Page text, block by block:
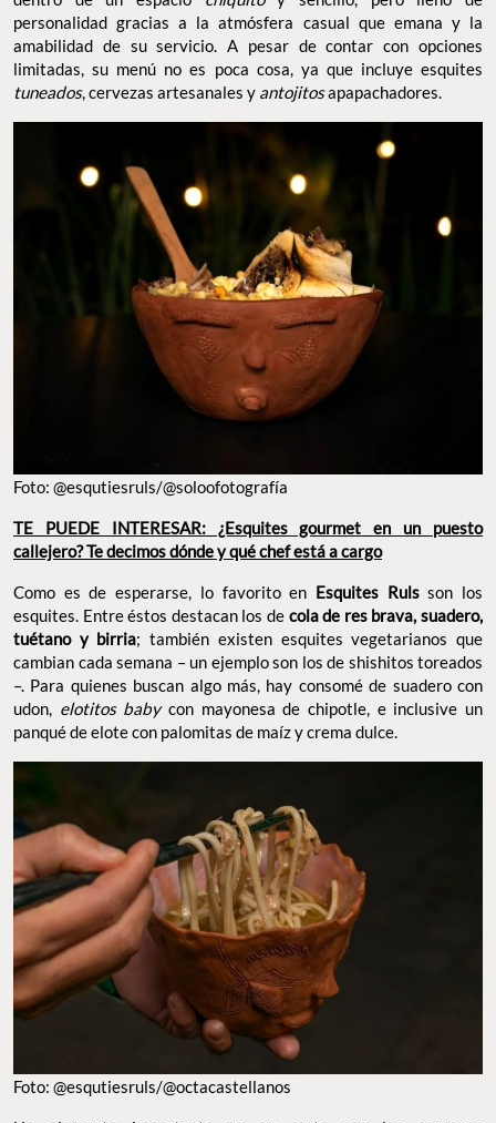
personalidad gracias a la atmósfera casual que emana y la
amabilidad de su servicio. A pesar de contar con opciones
limitadas, su menú no es poca cosa, ya que incluye esquites
tuneados, cervezas artesanales y antojitosapapachadores.
Foto: @esqutiesruls/@soloofotografía
TE PUEDE INTERESAR: ¿Esquites gourmet en un puesto
callejero? Te decimos dónde y qué chef está a cargo
Como es de esperarse, lo favorito en Esquites Rulsson los
esquites. Entre éstos destacan los de cola de res brava, suadero,
tuétano y birria; también existen esquites vegetarianos que
cambian cada semana – un ejemplo son los de shishitos toreados
–. Para quienes buscan algo más, hay consomé de suadero con
udon, elotitos babycon mayonesa de chipotle, e inclusive un
panqué de elote con palomitas de maíz y crema dulce.
Foto: @esqutiesruls/@octacastellanos